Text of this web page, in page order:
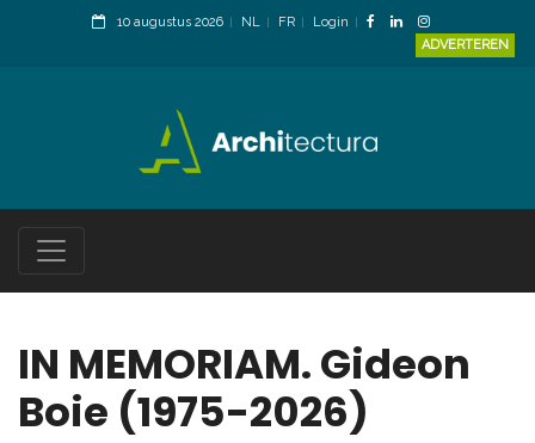
10 augustus 2026 NL FR
Login
ADVERTEREN
IN MEMORIAM. Gideon
Boie (1975-2026)